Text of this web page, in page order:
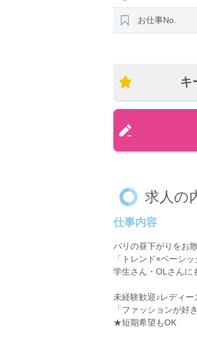
お仕事No.
キ
求人の
仕事内容
パリの昼下がりをお
「トレンド×ベーシ
学生さん・OLさんに
未経験歓迎♪レディ
「ファッションが好
★短期希望もOK